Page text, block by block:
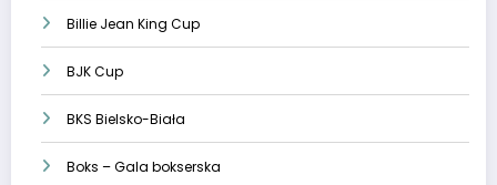
Billie Jean King Cup
BJK Cup
BKS Bielsko-Biała
Boks – Gala bokserska